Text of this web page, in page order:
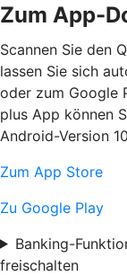
Zum App-
Scannen Sie den
lassen Sie sich
oder zum Google
plus App können
Android-Version
Zum App Store
Zu Google Play
Banking-
freischalten